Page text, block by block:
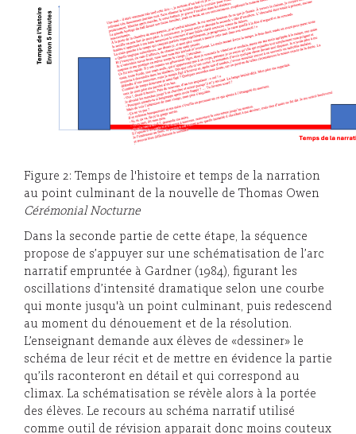
Figure 2: Temps de l'histoire et temps de la narration
au point culminant de la nouvelle de Thomas Owen
Cérémonial Nocturne
Dans la seconde partie de cette étape, la séquence
propose de s’appuyer sur une schématisation de l’arc
narratif empruntée à Gardner (1984), figurant les
oscillations d’intensité dramatique selon une courbe
qui monte jusqu'à un point culminant, puis redescend
au moment du dénouement et de la résolution.
L’enseignant demande aux élèves de «dessiner» le
schéma de leur récit et de mettre en évidence la partie
qu’ils raconteront en détail et qui correspond au
climax. La schématisation se révèle alors à la portée
des élèves. Le recours au schéma narratif utilisé
comme outil de révision apparait donc moins couteux